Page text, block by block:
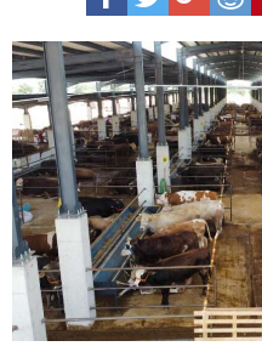
Tarihi
Belli
Oldu
için